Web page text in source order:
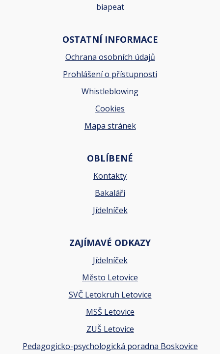
biapeat
OSTATNÍ INFORMACE
Ochrana osobních údajů
Prohlášení o přístupnosti
Whistleblowing
Cookies
Mapa stránek
OBLÍBENÉ
Kontakty
Bakaláři
Jídelníček
ZAJÍMAVÉ ODKAZY
Jídelníček
Město Letovice
SVČ Letokruh Letovice
MSŠ Letovice
ZUŠ Letovice
Pedagogicko-psychologická poradna Boskovice